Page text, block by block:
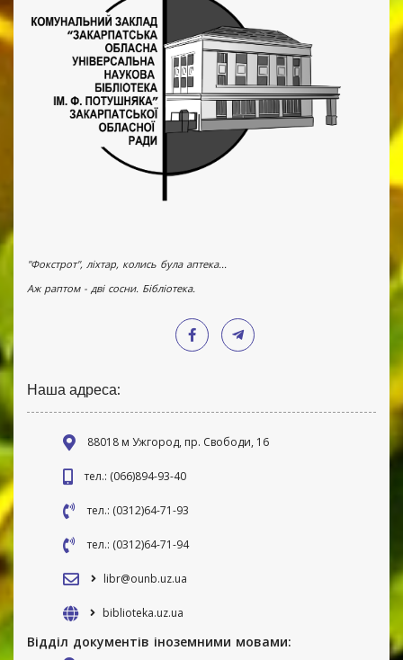
"Фокстрот", ліхтар, колись була аптека...
Аж раптом - дві сосни. Бібліотека.
Наша адреса:
88018 м Ужгород, пр. Свободи, 16
тел.: (066)894-93-40
тел.: (0312)64-71-93
тел.: (0312)64-71-94
libr@ounb.uz.ua
biblioteka.uz.ua
Відділ документів іноземними мовами: